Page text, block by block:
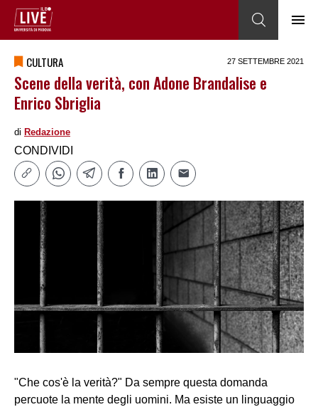
CULTURA 27 SETTEMBRE 2021
Scene della verità, con Adone Brandalise e
Enrico Sbriglia
di Redazione
CONDIVIDI
"Che cos'è la verità?" Da sempre questa domanda
percuote la mente degli uomini. Ma esiste un linguaggio